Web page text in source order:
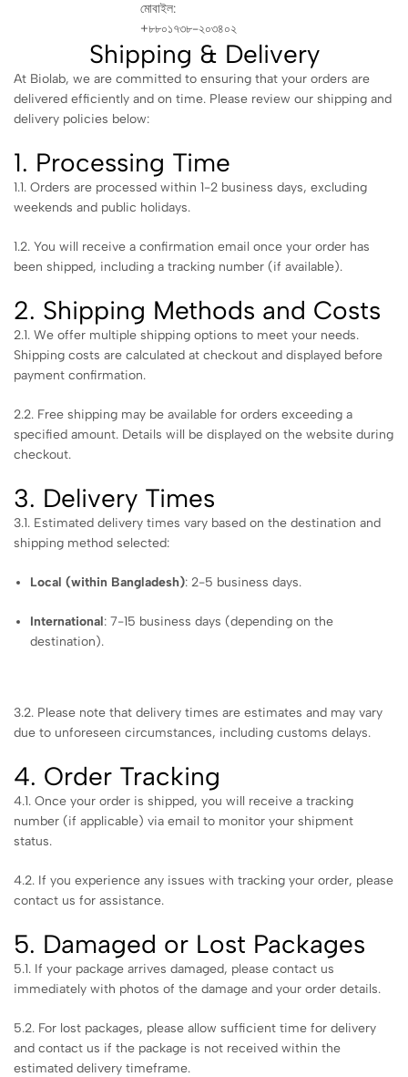
মোবাইল:
+৮৮০১৭৩৮-২০৩৪০২
Shipping & Delivery
At Biolab, we are committed to ensuring that your orders are
delivered efficiently and on time. Please review our shipping and
delivery policies below:
1. Processing Time
1.1. Orders are processed within 1-2 business days, excluding
weekends and public holidays.
1.2. You will receive a confirmation email once your order has
been shipped, including a tracking number (if available).
2. Shipping Methods and Costs
2.1. We offer multiple shipping options to meet your needs.
Shipping costs are calculated at checkout and displayed before
payment confirmation.
2.2. Free shipping may be available for orders exceeding a
specified amount. Details will be displayed on the website during
checkout.
3. Delivery Times
3.1. Estimated delivery times vary based on the destination and
shipping method selected:
Local (within Bangladesh): 2-5 business days.
International: 7-15 business days (depending on the
destination).
3.2. Please note that delivery times are estimates and may vary
due to unforeseen circumstances, including customs delays.
4. Order Tracking
4.1. Once your order is shipped, you will receive a tracking
number (if applicable) via email to monitor your shipment
status.
4.2. If you experience any issues with tracking your order, please
contact us for assistance.
5. Damaged or Lost Packages
5.1. If your package arrives damaged, please contact us
immediately with photos of the damage and your order details.
5.2. For lost packages, please allow sufficient time for delivery
and contact us if the package is not received within the
estimated delivery timeframe.